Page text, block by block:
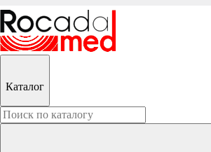
Каталог